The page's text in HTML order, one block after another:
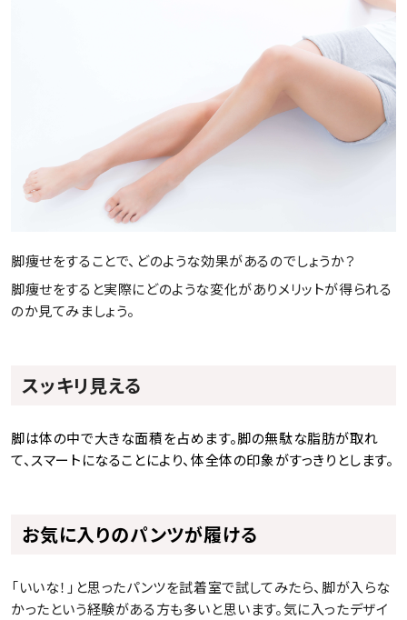
脚痩せをすることで、どのような効果があるのでしょうか？
脚痩せをすると実際にどのような変化がありメリットが得られる
のか見てみましょう。
スッキリ見える
脚は体の中で大きな面積を占めます。脚の無駄な脂肪が取れ
て、スマートになることにより、体全体の印象がすっきりとします。
お気に入りのパンツが履ける
「いいな！」と思ったパンツを試着室で試してみたら、脚が入らな
かったという経験がある方も多いと思います。気に入ったデザイ